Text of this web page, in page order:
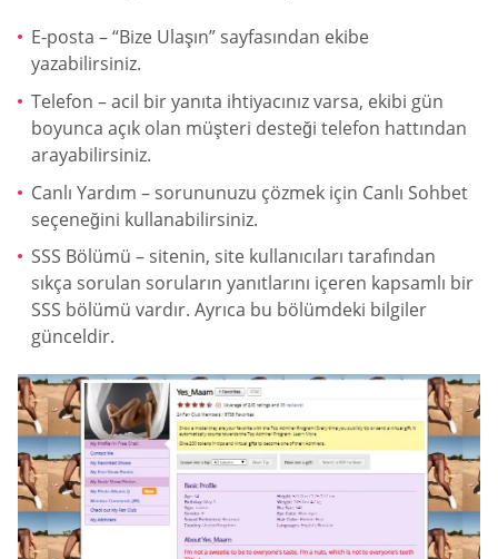
E-posta – “Bize Ulaşın” sayfasından ekibe
yazabilirsiniz.
Telefon – acil bir yanıta ihtiyacınız varsa, ekibi gün
boyunca açık olan müşteri desteği telefon hattından
arayabilirsiniz.
Canlı Yardım – sorununuzu çözmek için Canlı Sohbet
seçeneğini kullanabilirsiniz.
SSS Bölümü – sitenin, site kullanıcıları tarafından
sıkça sorulan soruların yanıtlarını içeren kapsamlı bir
SSS bölümü vardır. Ayrıca bu bölümdeki bilgiler
günceldir.